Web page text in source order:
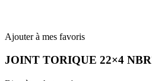
Ajouter à mes favoris
JOINT TORIQUE 22×4